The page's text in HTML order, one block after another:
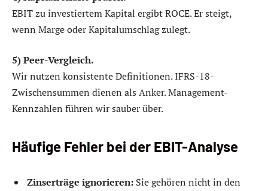
EBIT zu investiertem Kapital ergibt ROCE. Er steigt,
wenn Marge oder Kapitalumschlag zulegt.
5) Peer-Vergleich.
Wir nutzen konsistente Definitionen. IFRS-18-
Zwischensummen dienen als Anker. Management-
Kennzahlen führen wir sauber über.
Häufige Fehler bei der EBIT-Analyse
Zinserträge ignorieren: Sie gehören nicht in den